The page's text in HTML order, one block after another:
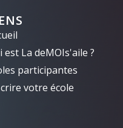
est La deMOIs'aile ?
participantes
votre école